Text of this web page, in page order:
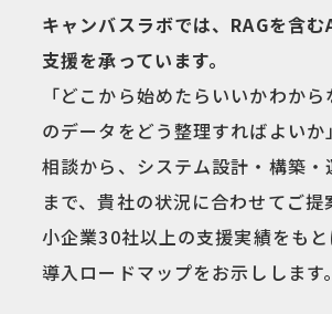
キャンバスラボでは、RAGを含
支援を承っています。
「どこから始めたらいいかわか
のデータをどう整理すればよい
相談から、システム設計・構築・
まで、貴社の状況に合わせてご提
小企業30社以上の支援実績をも
導入ロードマップをお示しします。